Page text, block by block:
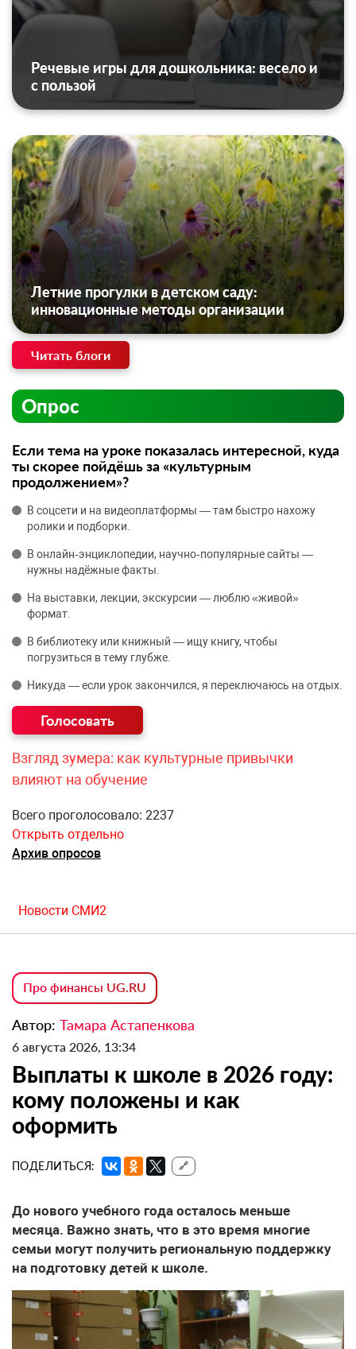
Речевые игры для дошкольника: весело и
с пользой
Летние прогулки в детском саду:
инновационные методы организации
Читать блоги
Опрос
Если тема на уроке показалась интересной, куда
ты скорее пойдёшь за «культурным
продолжением»?
В соцсети и на видеоплатформы — там быстро нахожу
ролики и подборки.
В онлайн‑энциклопедии, научно‑популярные сайты —
нужны надёжные факты.
На выставки, лекции, экскурсии — люблю «живой»
формат.
В библиотеку или книжный — ищу книгу, чтобы
погрузиться в тему глубже.
Никуда — если урок закончился, я переключаюсь на отдых.
Взгляд зумера: как культурные привычки
влияют на обучение
Всего проголосовало: 2237
Открыть отдельно
Архив опросов
Новости СМИ2
Про финансы UG.RU
Автор: Тамара Астапенкова
6 августа 2026, 13:34
Выплаты к школе в 2026 году:
кому положены и как
оформить
ПОДЕЛИТЬСЯ: 🔗
До нового учебного года осталось меньше
месяца. Важно знать, что в это время многие
семьи могут получить региональную поддержку
на подготовку детей к школе.